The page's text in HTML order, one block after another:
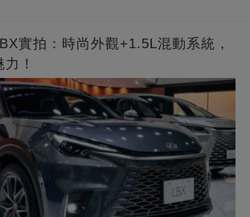
實拍：時尚外觀+1.5L混動系統，
！